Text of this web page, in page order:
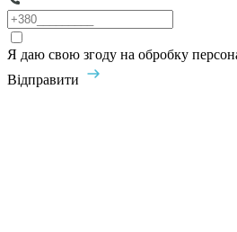
Я даю свою згоду на обробку
Відправити